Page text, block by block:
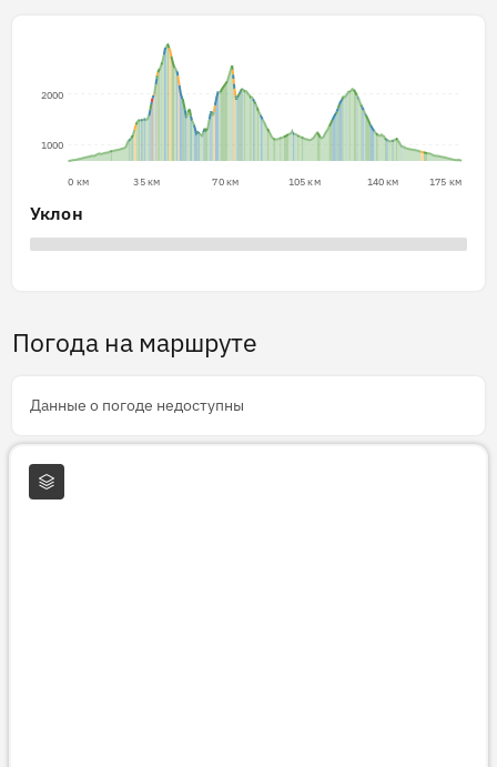
1000
2000
0 км 35 км 70 км 105 км 140 км 175 км
Уклон
Погода на маршруте
Данные о погоде недоступны